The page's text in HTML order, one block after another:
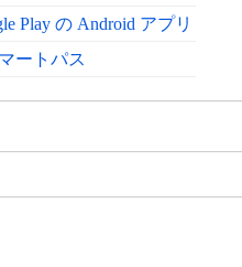
Play の Android アプリ
ートパス